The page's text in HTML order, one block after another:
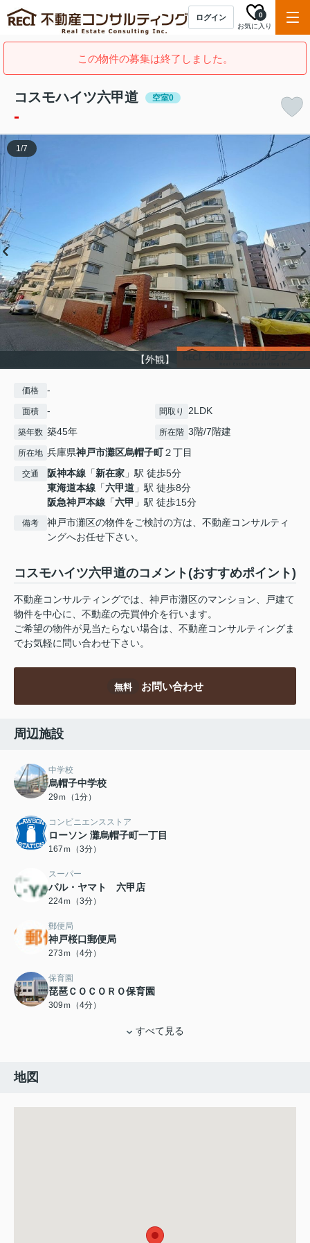
ログイン
お気に入り
0
この物件の募集は終了しました。
コスモハイツ六甲道 空室0
-
【外観】
1/7
価格 -
面積 - 間取り 2LDK
築年数 築45年 所在階 3階/7階建
所在地 兵庫県神戸市灘区烏帽子町２丁目
交通 阪神本線 「新在家 」駅 徒歩5分
東海道本線 「六甲道 」駅 徒歩8分
阪急神戸本線 「六甲 」駅 徒歩15分
備考
神戸市灘区の物件をご検討の方は、不動産コンサルティ
ングへお任せ下さい。
コスモハイツ六甲道のコメント(おすすめポイント)
不動産コンサルティングでは、神戸市灘区のマンション、戸建て
物件を中心に、不動産の売買仲介を行います。
ご希望の物件が見当たらない場合は、不動産コンサルティングま
でお気軽に問い合わせ下さい。
無料 お問い合わせ
周辺施設
中学校
烏帽子中学校
29ｍ（1分）
コンビニエンスストア
ローソン 灘烏帽子町一丁目
167ｍ（3分）
スーパー
パル・ヤマト 六甲店
224ｍ（3分）
郵便局
神戸桜口郵便局
273ｍ（4分）
保育園
琵琶ＣＯＣＯＲＯ保育園
309ｍ（4分）
すべて見る
地図